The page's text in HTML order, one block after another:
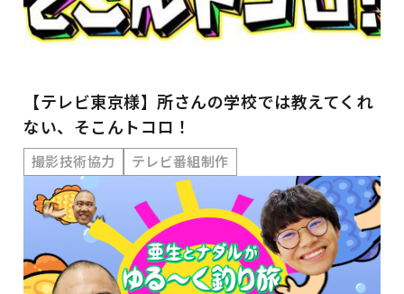
【テレビ東京様】所さんの学校では教えてくれ
ない、そこんトコロ！
撮影技術協力 テレビ番組制作